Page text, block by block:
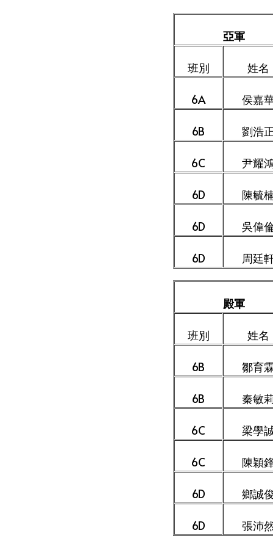
亞軍
班別 姓名
6A 侯嘉
6B 劉浩
6C 尹耀
6D 陳毓
6D 吳偉
6D 周廷
殿軍
班別 姓名
6B 鄒育
6B 秦敏
6C 梁學
6C 陳穎
6D 鄉誠
6D 張沛